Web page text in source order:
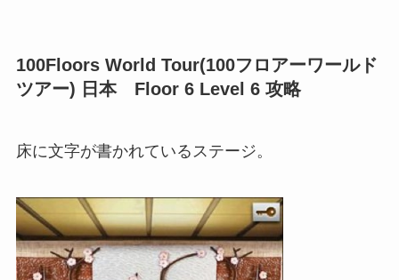
100Floors World Tour(100フロアーワールド
ツアー) 日本 Floor 6 Level 6 攻略
床に文字が書かれているステージ。